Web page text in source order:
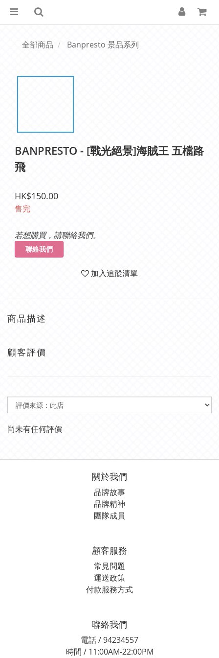
全部商品 Banpresto 景品系列
BANPRESTO - [戰光絕景]海賊王 五檔路
飛
HK$150.00
售完
若想購買，請聯絡我們。
聯絡我們
加入追蹤清單
商品描述
顧客評價
尚未有任何評價
關於我們
品牌故事
品牌精神
團隊成員
顧客服務
常見問題
運送政策
付款服務方式
聯絡我們
電話 / 94234557
時間 / 11:00AM-22:00PM